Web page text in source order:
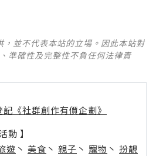
，並不代表本站的立場。因此本站對
準確性及完整性不負任何法律責
記《社群創作有價企劃》
動 】
遊 丶 美食 丶 親子 丶 寵物 丶 扮靚